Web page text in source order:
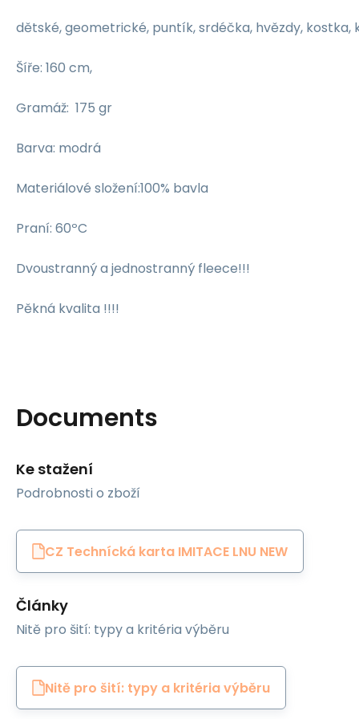
dětské, geometrické, puntík, srdéčka, hvězdy, kostka,
Šíře: 160 cm,
Gramáž: 175 gr
Barva: modrá
Materiálové složení:100% bavla
Praní: 60ºC
Dvoustranný a jednostranný fleece!!!
Pěkná kvalita !!!!
Documents
Ke stažení
Podrobnosti o zboží
CZ Technícká karta IMITACE LNU NEW
Články
Nitě pro šití: typy a kritéria výběru
Nitě pro šití: typy a kritéria výběru